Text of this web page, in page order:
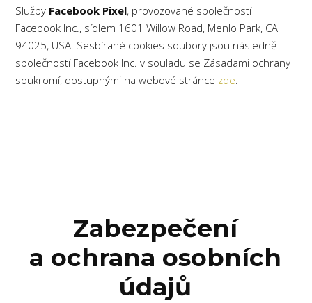
Služby Facebook Pixel, provozované společností
Facebook Inc., sídlem 1601 Willow Road, Menlo Park, CA
94025, USA. Sesbírané cookies soubory jsou následně
společností Facebook Inc. v souladu se Zásadami ochrany
soukromí, dostupnými na webové stránce zde.
Zabezpečení
a ochrana osobních
údajů